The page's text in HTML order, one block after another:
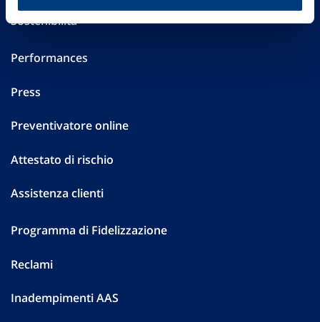
Sostenibilità
Performances
Press
Preventivatore online
Attestato di rischio
Assistenza clienti
Programma di Fidelizzazione
Reclami
Inadempimenti AAS